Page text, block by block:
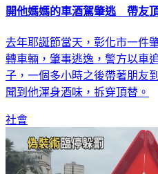
開他媽媽的車酒駕肇逃 帶友
去年耶誕節當天，彰化市一件
轉車輛，肇事逃逸，警方以車
子，一個多小時之後帶著朋友
聞到他渾身酒味，拆穿頂替。
社會